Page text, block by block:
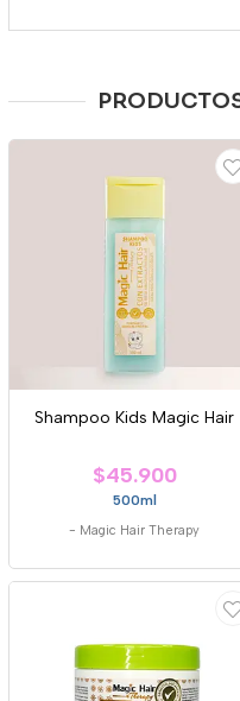
Shampoo Kids Magic Hair
$45.900
500ml
- Magic Hair Therapy